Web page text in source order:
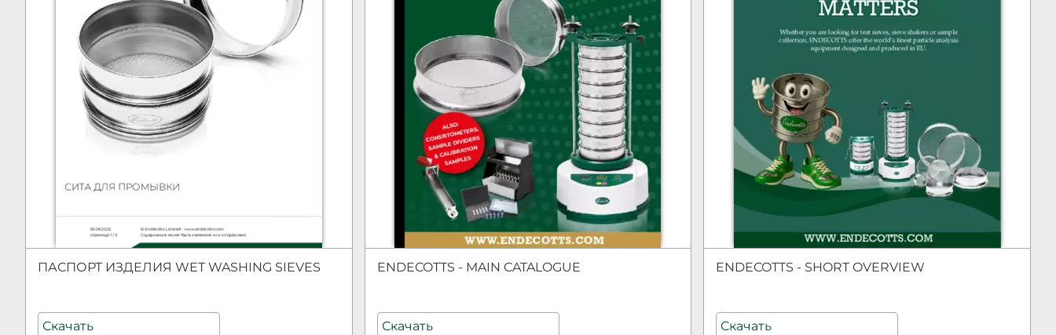
ПАСПОРТ ИЗДЕЛИЯ WET WASHING SIEVES
Скачать
ENDECOTTS - MAIN CATALOGUE
Скачать
ENDECOTTS - SHORT OVERVIEW
Скачать